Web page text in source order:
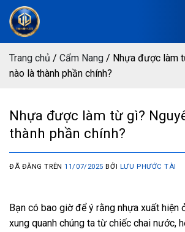
Chuyển
đến
dungTrang chủ / Cẩm Nang / Nhựa được làm
nào là thành phần chính?
Nhựa được làm từ gì?
thành phần chính?
ĐÃ ĐĂNG TRÊN11/07/2025 BỞI LƯU PHƯỚC TÀI
Bạn có bao giờ để ý rằng nhựa xuất hiện
xung quanh chúng ta từ chiếc chai nước,